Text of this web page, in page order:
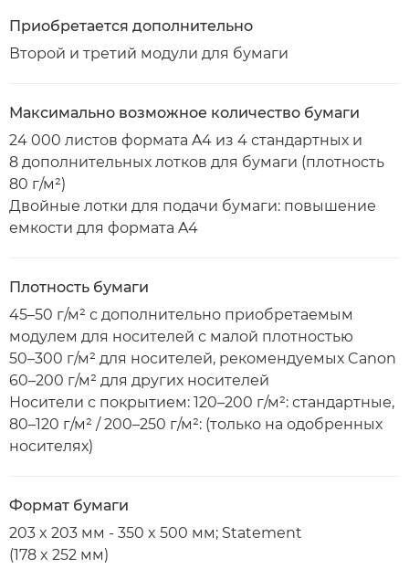
Приобретается дополнительно
Второй и третий модули для бумаги
Максимально возможное количество бумаги
24 000 листов формата A4 из 4 стандартных и
8 дополнительных лотков для бумаги (плотность
80 г/м²)
Двойные лотки для подачи бумаги: повышение
емкости для формата A4
Плотность бумаги
45–50 г/м² с дополнительно приобретаемым
модулем для носителей с малой плотностью
50–300 г/м² для носителей, рекомендуемых Canon
60–200 г/м² для других носителей
Носители с покрытием: 120–200 г/м²: стандартные,
80–120 г/м² / 200–250 г/м²: (только на одобренных
носителях)
Формат бумаги
203 x 203 мм - 350 x 500 мм; Statement
(178 x 252 мм)